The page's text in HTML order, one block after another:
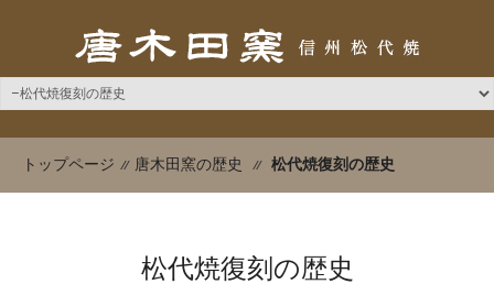
トップページ 唐木田窯の歴史 松代焼復刻の歴史
松代焼復刻の歴史